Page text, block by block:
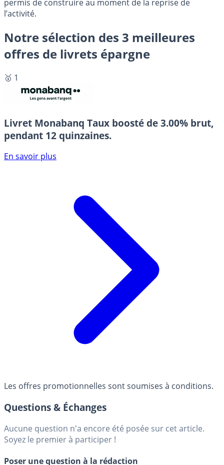
permis de construire au moment de la reprise de
l’activité.
Notre sélection des 3 meilleures
offres de livrets épargne
🥇 1
Livret Monabanq Taux boosté de 3.00% brut,
pendant 12 quinzaines.
En savoir plus
Les offres promotionnelles sont soumises à conditions.
Questions & Échanges
Aucune question n'a encore été posée sur cet article.
Soyez le premier à participer !
Poser une question à la rédaction